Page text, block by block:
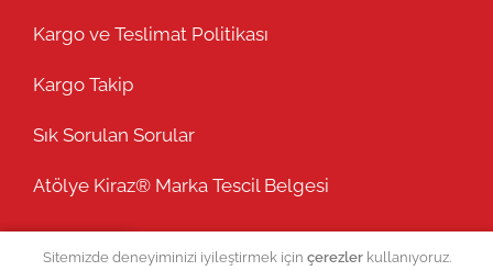
Kargo ve Teslimat Politikası
Kargo Takip
Sık Sorulan Sorular
Atölye Kiraz® Marka Tescil Belgesi
Sitemizde deneyiminizi iyileştirmek için çerezlerkullanıyoruz.